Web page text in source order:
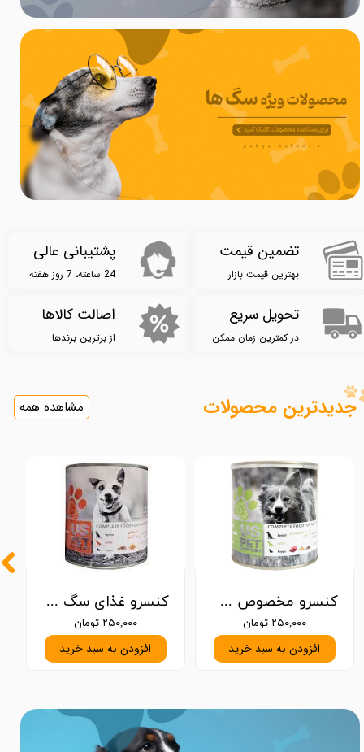
تضمین قیمت
بهترین قیمت بازار
اصالت کالاها​​​​​​​
از برترین برندها
تحویل سریع​​​​​​​
در کمترین زمان ممکن​​​​​​​
پشتیبانی عالی​​​​​​​
24 ساعته، 7 روز هفته​​​​​​​
کنسرو غذای سگ یو اس پت سیرابی وزن ۸۰۰ گرم
۲۵۰,۰۰۰ تومان
افزودن به سبد خرید
کنسرو مخصوص سگ، گوشت بره، سیرابی و کدو تنبل، پاته، یو اس پت 800 گرمی
۲۵۰,۰۰۰ تومان
افزودن به سبد خرید
جدیدترین محصولات مشاهده همه